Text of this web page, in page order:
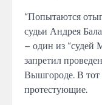
“Попытаются
судьи Андрея
– один из “судей
запретил
Вышгороде.В
протестующие.